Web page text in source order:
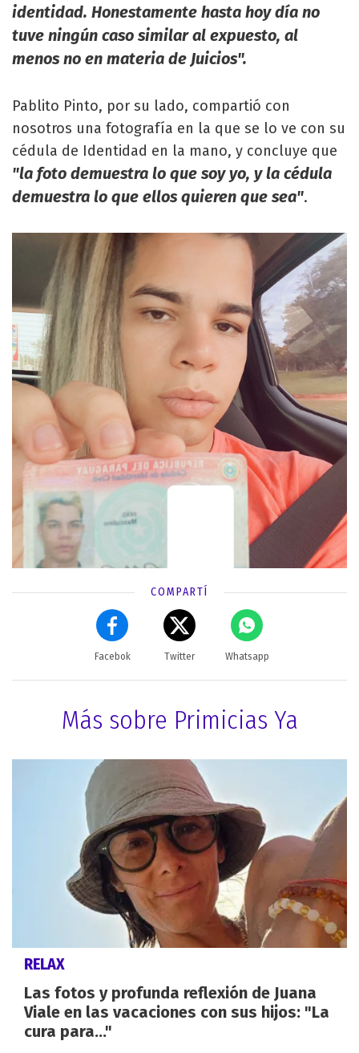
identidad. Honestamente hasta hoy día no
tuve ningún caso similar al expuesto, al
menos no en materia de Juicios".
Pablito Pinto, por su lado, compartió con
nosotros una fotografía en la que se lo ve con su
cédula de Identidad en la mano, y concluye que
"la foto demuestra lo que soy yo, y la cédula
demuestra lo que ellos quieren que sea".
COMPARTÍ
Facebok Twitter Whatsapp
Más sobre Primicias Ya
RELAX
Las fotos y profunda reflexión de Juana
Viale en las vacaciones con sus hijos: "La
cura para..."